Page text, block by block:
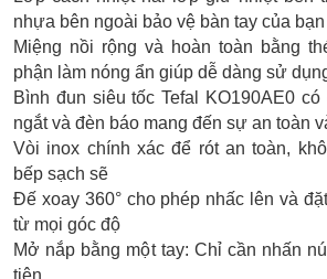
nhựa bên ngoài bảo vệ bàn tay của bạn
Miệng nồi rộng và hoàn toàn bằng
phận làm nóng ẩn giúp dễ dàng sử
Bình đun siêu tốc Tefal KO190AE0
ngắt và đèn báo mang đến sự an toàn
Vòi inox chính xác để rót an toàn,
bếp sạch sẽ
Đế xoay 360° cho phép nhấc lên và
từ mọi góc độ
Mở nắp bằng một tay: Chỉ cần nhấn
tiện